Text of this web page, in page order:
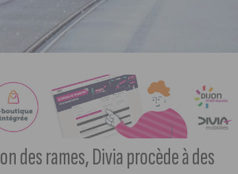
des rames, Divia procède à des